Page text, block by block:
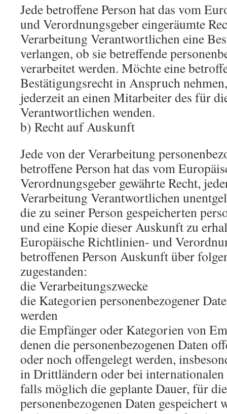
Jede betroffene Person hat das vom
und Verordnungsgeber eingeräumte
Verarbeitung Verantwortlichen eine
verlangen, ob sie betreffende
verarbeitet werden. Möchte eine
Bestätigungsrecht in Anspruch
jederzeit an einen Mitarbeiter des für
Verantwortlichen wenden.
b) Recht auf Auskunft
Jede von der Verarbeitung
betroffene Person hat das vom
Verordnungsgeber gewährte Recht,
Verarbeitung Verantwortlichen
die zu seiner Person gespeicherten
und eine Kopie dieser Auskunft zu
Europäische Richtlinien- und
betroffenen Person Auskunft über
zugestanden:
die Verarbeitungszwecke
die Kategorien personenbezogener
werden
die Empfänger oder Kategorien von
denen die personenbezogenen Daten
oder noch offengelegt werden,
in Drittländern oder bei internationalen
falls möglich die geplante Dauer, für
personenbezogenen Daten gespeichert